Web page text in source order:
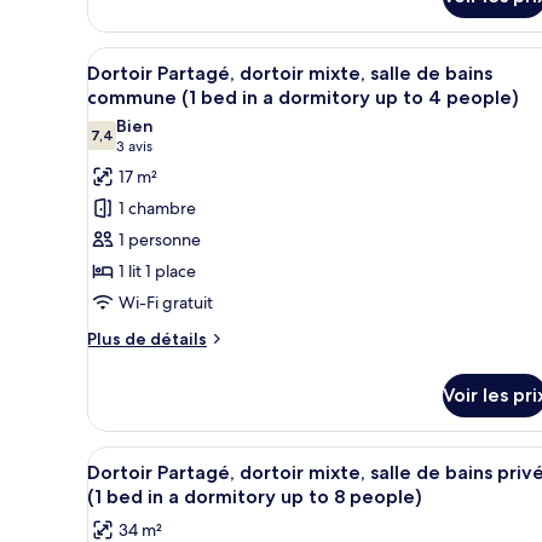
jumeaux,
salle
de
bains
commune
le
type
de
chambre
avec
lits
jumeaux,
salle
de
bains
commune
Afficher
toutes
les
photos
pour
ce
type
de
chambre :
Dortoir
Partagé,
salle
de
bains
commune
(1
Un couloir étroit avec un
6
Dortoir Partagé, dortoir mixte, salle de bains
commune (1 bed in a dormitory up to 4 people)
7,47,4 sur 10
Bien
3 avis
(3 avis)
17 m²
1 chambre
1 personne
1 lit 1 place
Wi-Fi gratuit
Plus de détails
Plus
le
type
de
chambre
Dortoir
Partagé,
Voir les
Afficher
toutes
les
Une chambre avec un lit
8
Dortoir Partagé, dortoir mixte, salle de bains
(1 bed in a dormitory up to 8 people)
34 m²